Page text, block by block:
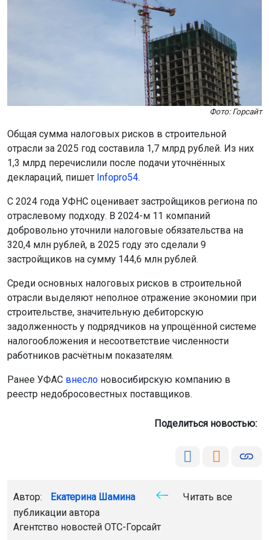
Фото: Горсайт
Общая сумма налоговых рисков в строительной
отрасли за 2025 год составила 1,7 млрд рублей. Из них
1,3 млрд перечислили после подачи уточнённых
деклараций, пишет Infopro54.
С 2024 года УФНС оценивает застройщиков региона по
отраслевому подходу. В 2024-м 11 компаний
добровольно уточнили налоговые обязательства на
320,4 млн рублей, в 2025 году это сделали 9
застройщиков на сумму 144,6 млн рублей.
Среди основных налоговых рисков в строительной
отрасли выделяют неполное отражение экономии при
строительстве, значительную дебиторскую
задолженность у подрядчиков на упрощённой системе
налогообложения и несоответствие численности
работников расчётным показателям.
Ранее УФАС внесло новосибирскую компанию в
реестр недобросовестных поставщиков.
Поделиться новостью:
Автор: Екатерина Шамина
Читать все
публикации автора
Агентство новостей ОТС-Горсайт